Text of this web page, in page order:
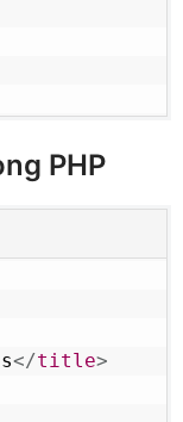
PHP
</title>